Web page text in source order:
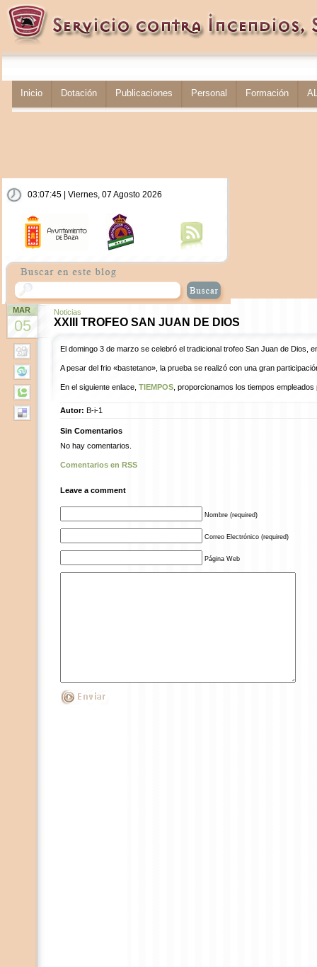
Inicio Dotación Publicaciones Personal Formación
03:07:45 | Viernes, 07 Agosto 2026
MAR
05
Noticias
XXIII TROFEO SAN JUAN DE DIOS
El domingo 3 de marzo se celebró el tradicional trofeo San Juan de Dios,
A pesar del frio «bastetano», la prueba se realizó con una gran
En el siguiente enlace, TIEMPOS, proporcionamos los tiempos empleados
Autor: B-i-1
Sin Comentarios
No hay comentarios.
Comentarios en RSS
Leave a comment
Nombre (required)
Correo Electrónico (required)
Página Web